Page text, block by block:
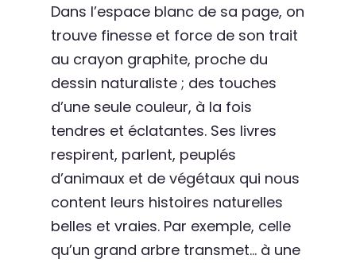
Dans l’espace blanc de sa page, on
trouve finesse et force de son trait
au crayon graphite, proche du
dessin naturaliste ; des touches
d’une seule couleur, à la fois
tendres et éclatantes. Ses livres
respirent, parlent, peuplés
d’animaux et de végétaux qui nous
content leurs histoires naturelles
belles et vraies. Par exemple, celle
qu’un grand arbre transmet… à une